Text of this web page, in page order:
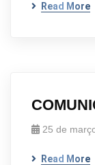
Read More
25 de
Read More